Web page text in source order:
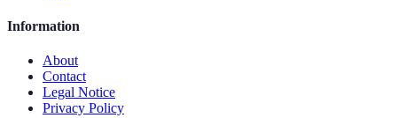
Information
About
Contact
Legal Notice
Privacy Policy